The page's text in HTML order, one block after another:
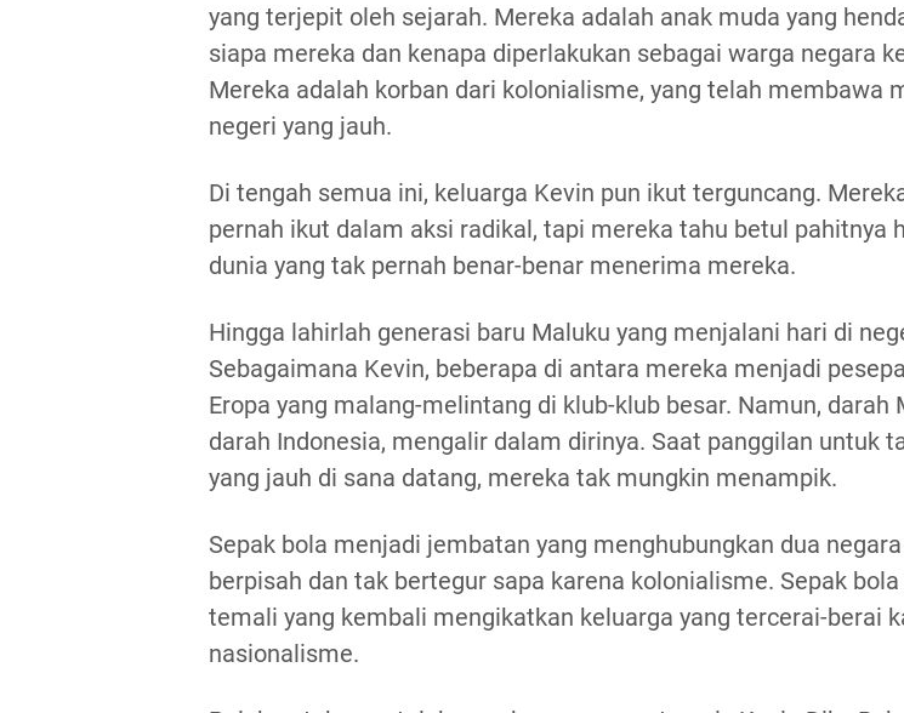
yang terjepit oleh sejarah. Mereka adalah anak muda yang
siapa mereka dan kenapa diperlakukan sebagai warga negara
Mereka adalah korban dari kolonialisme, yang telah membawa
negeri yang jauh.
Di tengah semua ini, keluarga Kevin pun ikut terguncang.
pernah ikut dalam aksi radikal, tapi mereka tahu betul pahitnya
dunia yang tak pernah benar-benar menerima mereka.
Hingga lahirlah generasi baru Maluku yang menjalani hari di
Sebagaimana Kevin, beberapa di antara mereka menjadi
Eropa yang malang-melintang di klub-klub besar. Namun, darah
darah Indonesia, mengalir dalam dirinya. Saat panggilan untuk
yang jauh di sana datang, mereka tak mungkin menampik.
Sepak bola menjadi jembatan yang menghubungkan dua
berpisah dan tak bertegur sapa karena kolonialisme. Sepak
temali yang kembali mengikatkan keluarga yang tercerai-berai
nasionalisme.